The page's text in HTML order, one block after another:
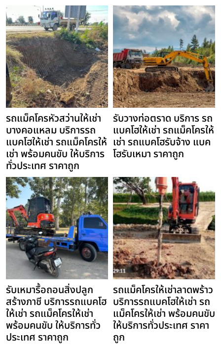
รถแม็คโครหัวสว่านให้เช่า
บางคอแหลม บริการรถ
แบคโฮให้เช่า รถแม็คโครให้
เช่า พร้อมคนขับ ให้บริการ
ทั่วประเทศ ราคาถูก
รับวางท่อตราด บริการ รถ
แบคโฮให้เช่า รถแม็คโครให้
เช่า รถแบคโฮรับจ้าง แบค
โฮรับเหมา ราคาถูก
รับเหมารื้อถอนสิ่งปลูก
สร้างภาชี บริการรถแบคโฮ
ให้เช่า รถแม็คโครให้เช่า
พร้อมคนขับ ให้บริการทั่ว
ประเทศ ราคาถูก
รถแม็คโครให้เช่าลาดพร้าว
บริการรถแบคโฮให้เช่า รถ
แม็คโครให้เช่า พร้อมคนขับ
ให้บริการทั่วประเทศ ราคา
ถูก